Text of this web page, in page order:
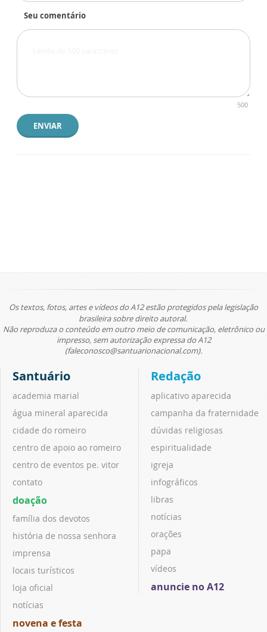
Seu comentário
500
ENVIAR
Os textos, fotos, artes e vídeos do A12 estão protegidos pela legislação
brasileira sobre direito autoral.
Não reproduza o conteúdo em outro meio de comunicação, eletrônico ou
impresso, sem autorização expressa do A12
(faleconosco@santuarionacional.com).
Santuário
academia marial
água mineral aparecida
cidade do romeiro
centro de apoio ao romeiro
centro de eventos pe. vitor
contato
doação
família dos devotos
história de nossa senhora
imprensa
locais turísticos
loja oficial
notícias
novena e festa
Redação
aplicativo aparecida
campanha da fraternidade
dúvidas religiosas
espiritualidade
igreja
infográficos
libras
notícias
orações
papa
vídeos
anuncie no A12